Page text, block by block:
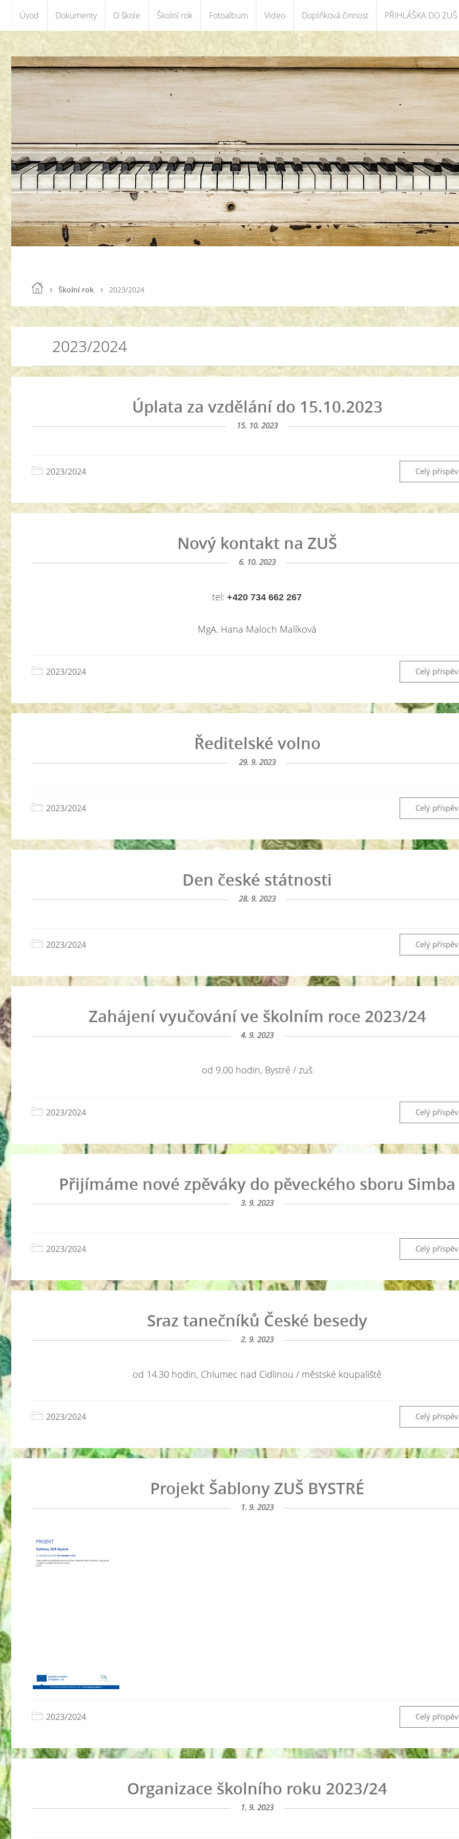
Úvod Dokumenty O škole Školní rok Fotoalbum Video Doplňková činnost PŘIHLÁŠKA DO ZUŠ
Školní rok 2023/2024
2023/2024
Úplata za vzdělání do 15.10.2023
15. 10. 2023
Celý
2023/2024
Nový kontakt na ZUŠ
6. 10. 2023
tel: +420 734 662 267
MgA. Hana Maloch Malíková
Celý
2023/2024
Ředitelské volno
29. 9. 2023
Celý
2023/2024
Den české státnosti
28. 9. 2023
Celý
2023/2024
Zahájení vyučování ve školním roce 2023/24
4. 9. 2023
od 9.00 hodin, Bystré / zuš
Celý
2023/2024
Přijímáme nové zpěváky do pěveckého sboru Simba
3. 9. 2023
Celý
2023/2024
Sraz tanečníků České besedy
2. 9. 2023
od 14.30 hodin, Chlumec nad Cidlinou / městské koupaliště
Celý
2023/2024
Projekt Šablony ZUŠ BYSTRÉ
1. 9. 2023
Celý
2023/2024
Organizace školního roku 2023/24
1. 9. 2023